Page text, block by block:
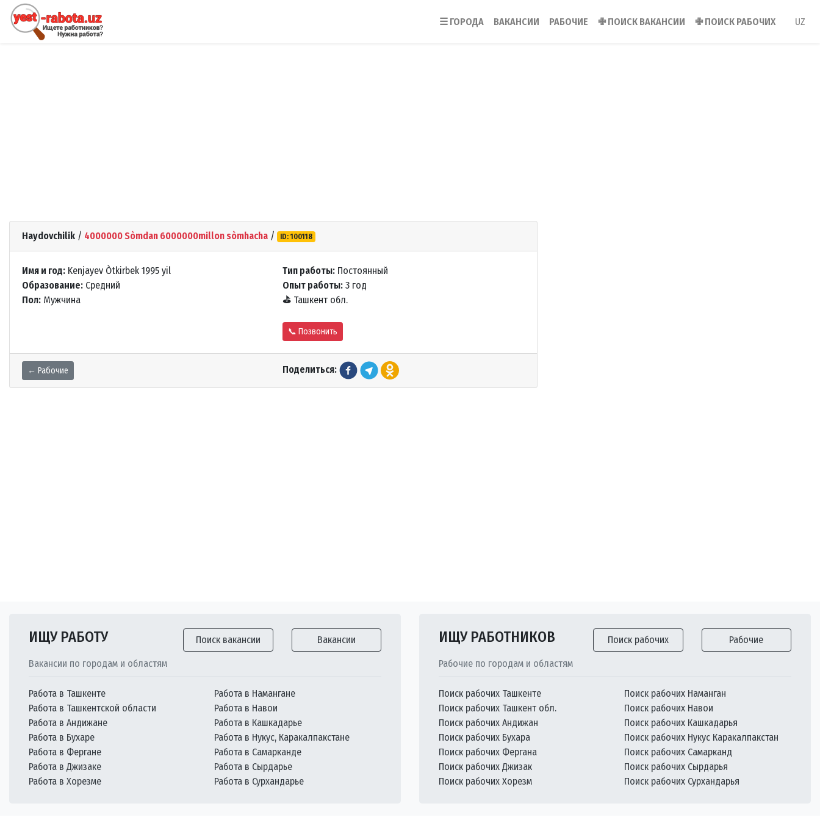
☰ ГОРОДА ВАКАНСИИ РАБОЧИЕ ✙ПОИСК ВАКАНСИИ ✙ПОИСК РАБОЧИХ UZ
Haydovchilik / 4000000 Sòmdan 6000000millon sòmhacha / ID: 100118
Имя и год: Kenjayev Òtkirbek 1995 yil
Образование: Средний
Пол: Мужчина
Тип работы: Постоянный
Опыт работы: 3 год
⛳ Ташкент обл.
📞 Позвонить
← Рабочие Поделиться:
ИЩУ РАБОТУ Поиск вакансии Вакансии
Вакансии по городам и областям
Работа в Ташкенте
Работа в Ташкентской области
Работа в Андижане
Работа в Бухаре
Работа в Фергане
Работа в Джизаке
Работа в Хорезме
Работа в Намангане
Работа в Навои
Работа в Кашкадарье
Работа в Нукус, Каракалпакстане
Работа в Самарканде
Работа в Сырдарье
Работа в Сурхандарье
ИЩУ РАБОТНИКОВ Поиск рабочих Рабочие
Рабочие по городам и областям
Поиск рабочих Ташкенте
Поиск рабочих Ташкент обл.
Поиск рабочих Андижан
Поиск рабочих Бухара
Поиск рабочих Фергана
Поиск рабочих Джизак
Поиск рабочих Хорезм
Поиск рабочих Наманган
Поиск рабочих Навои
Поиск рабочих Кашкадарья
Поиск рабочих Нукус Каракалпакстан
Поиск рабочих Самарканд
Поиск рабочих Сырдарья
Поиск рабочих Сурхандарья